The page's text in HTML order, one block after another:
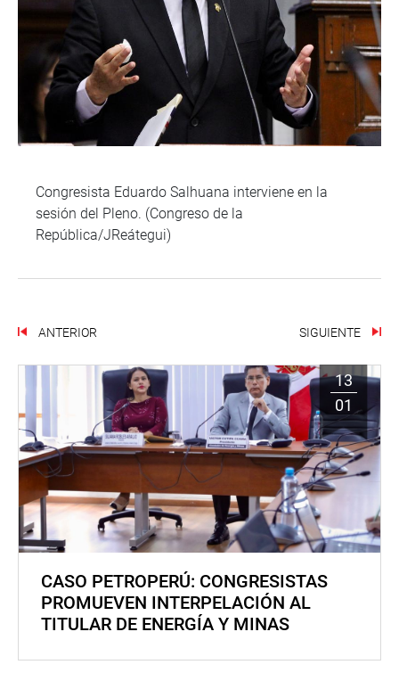
Congresista Eduardo Salhuana interviene en la
sesión del Pleno. (Congreso de la
República/JReátegui)
ANTERIOR SIGUIENTE
13
01
CASO PETROPERÚ: CONGRESISTAS
PROMUEVEN INTERPELACIÓN AL
TITULAR DE ENERGÍA Y MINAS